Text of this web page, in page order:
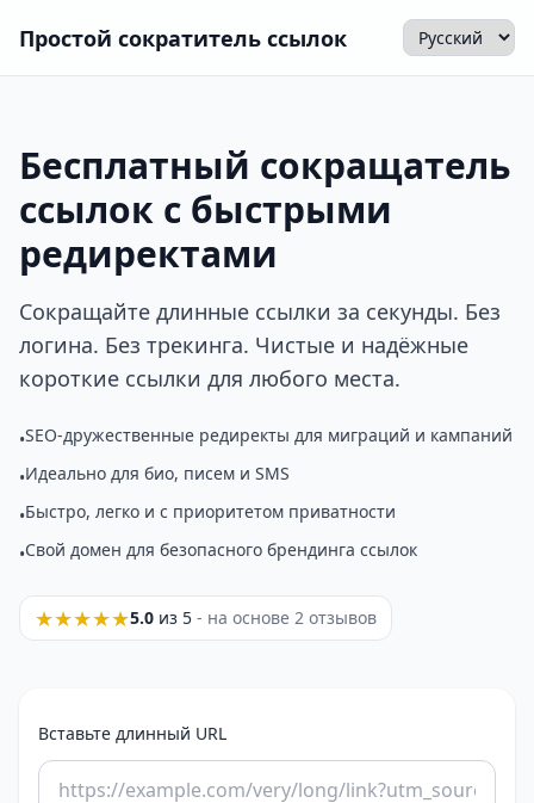
Простой сократитель ссылок
Бесплатный сокращатель
ссылок с быстрыми
редиректами
Сокращайте длинные ссылки за секунды. Без
логина. Без трекинга. Чистые и надёжные
короткие ссылки для любого места.
•SEO-дружественные редиректы для миграций и кампаний
•Идеально для био, писем и SMS
•Быстро, легко и с приоритетом приватности
•Свой домен для безопасного брендинга ссылок
★★★★★5.0 из 5 - на основе 2 отзывов
Вставьте длинный URL